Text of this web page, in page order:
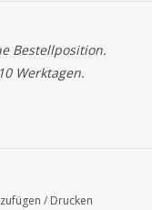
Bestellposition.
Werktagen.
/ Drucken